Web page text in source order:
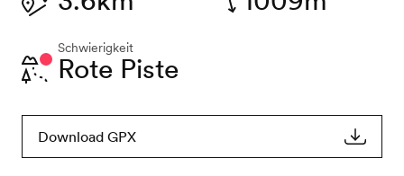
Schwierigkeit
Rote Piste
Download GPX